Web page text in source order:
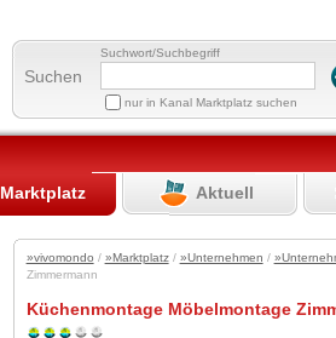
Suchen
Suchwort/Suchbegriff
nur in Kanal Marktplatz suchen
Marktplatz Aktuell
»vivomondo / »Marktplatz/ »Unternehmen /
Zimmermann
Küchenmontage Möbelmontage